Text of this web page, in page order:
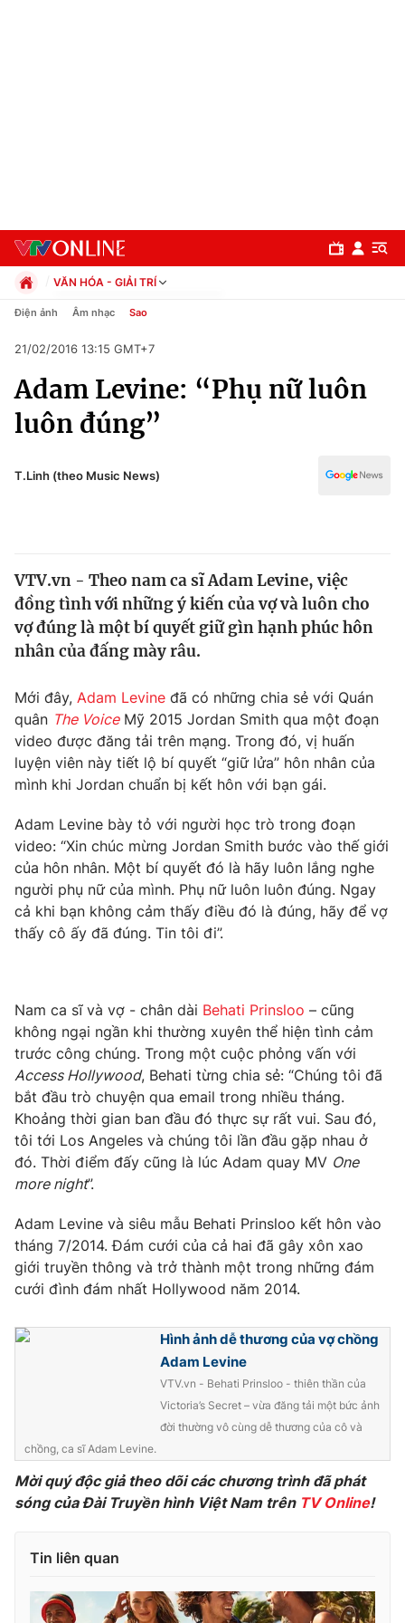
Chuyên mục
Chính trị
Thế giới
Tin tức
Thế giới đó đây
Câu chuyện quốc tế
Tài chính
Thị trường
Góc doanh nghiệp
Dữ liệu và đời sống
Truyền hình
Phim VTV
Hậu trường
Nhân vật
Khán giả
Giải trí
Điện ảnh
Âm nhạc
Sao
Đời sống
Du lịch
Giáo dục
Học trực tuyến
Hitech Công nghệ tương lai
Sản phẩm
Thị trường
Tư vấn
Giao lưu trực tuyến
Lịch phát sóng
Chuyên mục khác
Emagazine
Photo Infographic
Video Shorts video
VTV Thể thao
Bất động sản
Thị trường 24h Tấm lòng Việt
VTV4 Vươn mình bằng AI
VTV9
Liên hệ tòa soạn English
VĂN HÓA - GIẢI TRÍ
Chính trị
Pháp luật
Kinh tế
Thể thao
Truyền hình
Y tế
Điện ảnh Âm nhạc Sao
21/02/2016 13:15 GMT+7
Adam Levine: “Phụ nữ luôn
luôn đúng”
T.Linh (theo Music News)
VTV.vn - Theo nam ca sĩ Adam Levine, việc
đồng tình với những ý kiến của vợ và luôn cho
vợ đúng là một bí quyết giữ gìn hạnh phúc hôn
nhân của đấng mày râu.
Mới đây, Adam Levine đã có những chia sẻ với Quán
quân The VoiceMỹ 2015 Jordan Smith qua một đoạn
video được đăng tải trên mạng. Trong đó, vị huấn
luyện viên này tiết lộ bí quyết “giữ lửa” hôn nhân của
mình khi Jordan chuẩn bị kết hôn với bạn gái.
Adam Levine bày tỏ với người học trò trong đoạn
video: “Xin chúc mừng Jordan Smith bước vào thế giới
của hôn nhân. Một bí quyết đó là hãy luôn lắng nghe
người phụ nữ của mình. Phụ nữ luôn luôn đúng. Ngay
cả khi bạn không cảm thấy điều đó là đúng, hãy để vợ
thấy cô ấy đã đúng. Tin tôi đi”.
Nam ca sĩ và vợ - chân dài Behati Prinsloo – cũng
không ngại ngần khi thường xuyên thể hiện tình cảm
trước công chúng. Trong một cuộc phỏng vấn với
Access Hollywood, Behati từng chia sẻ: “Chúng tôi đã
bắt đầu trò chuyện qua email trong nhiều tháng.
Khoảng thời gian ban đầu đó thực sự rất vui. Sau đó,
tôi tới Los Angeles và chúng tôi lần đầu gặp nhau ở
đó. Thời điểm đấy cũng là lúc Adam quay MV One
more night”.
Adam Levine và siêu mẫu Behati Prinsloo kết hôn vào
tháng 7/2014. Đám cưới của cả hai đã gây xôn xao
giới truyền thông và trở thành một trong những đám
cưới đình đám nhất Hollywood năm 2014.
Hình ảnh dễ thương của vợ chồng
Adam Levine
VTV.vn - Behati Prinsloo - thiên thần của
Victoria’s Secret – vừa đăng tải một bức ảnh
đời thường vô cùng dễ thương của cô và
chồng, ca sĩ Adam Levine.
Mời quý độc giả theo dõi các chương trình đã phát
sóng của Đài Truyền hình Việt Nam trên TV Online!
Tin liên quan